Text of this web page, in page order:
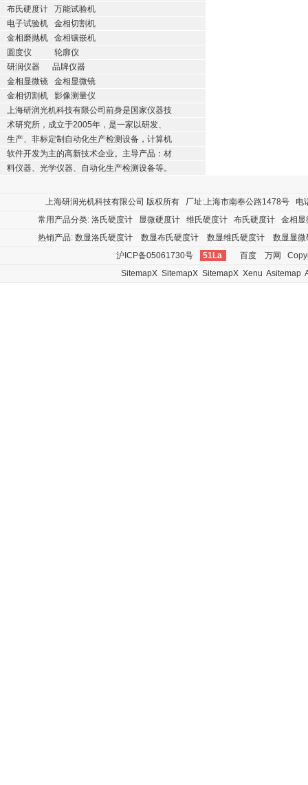
布氏硬度计
万能试验机
电子试验机
金相切割机
金相磨抛机
金相镶嵌机
圆度仪
轮廓仪
研润仪器
品牌仪器
金相显微镜
金相显微镜
金相切割机
影像测量仪
上海研润光机科技有限公司前身是国家仪器技
术研究所，成立于2005年，是一家以研发、
生产、非标定制自动化生产检测设备，计算机
软件开发为主的高新技术企业。主导产品：材
料仪器、光学仪器、自动化生产检测设备等。
上海研润光机科技有限公司 版权所有 厂址:上海市南奉公路1478号
常用产品分类: 洛氏硬度计 显微硬度计 维氏硬度计 布氏硬度计
金相显
热销产品: 数显洛氏硬度计 数显布氏硬度计 数显维氏硬度计
数显显微
沪ICP备05061730号
51La 百度 万网
SitemapX SitemapX SitemapX Xenu Asitemap